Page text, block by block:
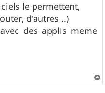
le permettent,
d'autres ..)
des applis meme
a